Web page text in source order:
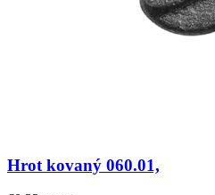
Hrot kovaný 060.01,